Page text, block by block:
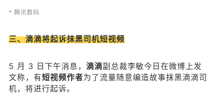
* 腾讯数码
三、滴滴将起诉抹黑司机短视频
5 月 3 日下午消息， 滴滴副总裁李敏今日在微博上发
文称，有短视频作者为了流量随意编造故事抹黑滴滴司
机，将进行起诉。
家给予我们的家庭以空间和隐私，」比尔和梅林达·